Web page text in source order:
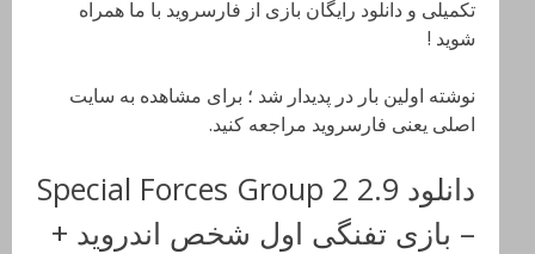
تکمیلی و دانلود رایگان بازی از فارسروید با ما همراه
شوید !
نوشته اولین بار در پدیدار شد ؛ برای مشاهده به سایت
اصلی یعنی فارسروید مراجعه کنید.
دانلود Special Forces Group 2 2.9
– بازی تفنگی اول شخص اندروید +